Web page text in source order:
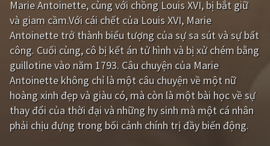
Hàn Quốc Nhật Bản
Ấn Độ Việt Nam
Tổng hợp
CẬP NHẬT
PHIM MỚI
Marie Antoinette, cùng với chồng Louis XVI, bị bắt giữ
và giam cầm.Với cái chết của Louis XVI, Marie
Antoinette trở thành biểu tượng của sự sa sút và sự bất
công. Cuối cùng, cô bị kết án tử hình và bị xử chém bằng
guillotine vào năm 1793. Câu chuyện của Marie
Antoinette không chỉ là một câu chuyện về một nữ
hoàng xinh đẹp và giàu có, mà còn là một bài học về sự
thay đổi của thời đại và những hy sinh mà một cá nhân
phải chịu đựng trong bối cảnh chính trị đầy biến động.